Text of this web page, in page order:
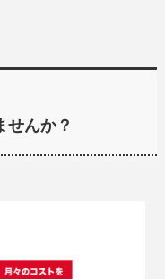
んか？